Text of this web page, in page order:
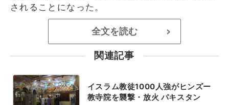
されることになった。
全文を読む >
関連記事
イスラム教徒1000人強がヒンズー
教寺院を襲撃・放火 パキスタン